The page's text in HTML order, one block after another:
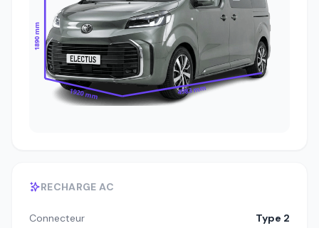
1890 mm
1920 mm 4983 mm
RECHARGE AC
Connecteur Type 2